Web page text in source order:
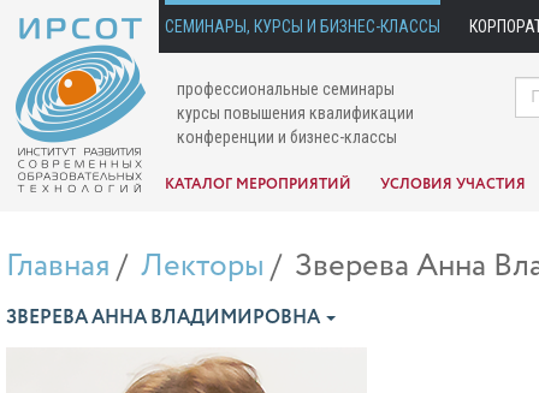
СЕМИНАРЫ, КУРСЫ И БИЗНЕС-КЛАССЫ
профессиональные семинары
курсы повышения квалификации
конференции и бизнес-классы
КАТАЛОГ МЕРОПРИЯТИЙ УСЛОВИЯ УЧАСТИЯ
Главная Лекторы Зверева Анна
ЗВЕРЕВА АННА ВЛАДИМИРОВНА